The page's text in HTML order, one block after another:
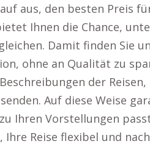
aus, den besten Preis
Ihnen die Chance,
Damit finden Sie
ohne an Qualität zu
der
Auf diese Weise
Ihren Vorstellungen
Ihre Reise flexibel und